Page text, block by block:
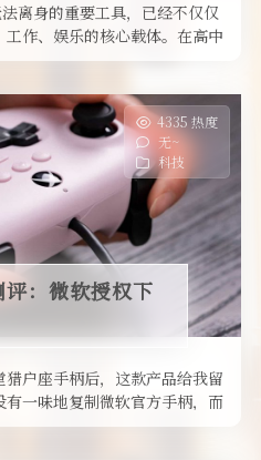
离身的重要工具，已经不仅仅
作、娱乐的核心载体。在高中
戏性 …
4335 热度
无~
科技
：微软授权下
户座手柄后，这款产品给我留
一味地复制微软官方手柄，而
自 …